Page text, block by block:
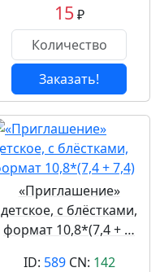
15₽
Заказать!
«Приглашение»
детское, с блёстками,
формат 10,8*(7,4 + …
ID: 589CN: 142